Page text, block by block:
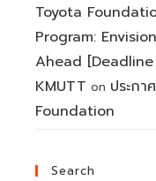
Toyota
Program:
Ahead
KMUTT on ประกา
Foundation
Search